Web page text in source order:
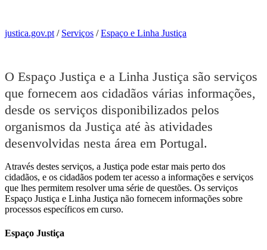
justica.gov.pt / Serviços /Espaço e Linha Justiça
O Espaço Justiça e a Linha Justiça são serviços
que fornecem aos cidadãos várias informações,
desde os serviços disponibilizados pelos
organismos da Justiça até às atividades
desenvolvidas nesta área em Portugal.
Através destes serviços, a Justiça pode estar mais perto dos
cidadãos, e os cidadãos podem ter acesso a informações e serviços
que lhes permitem resolver uma série de questões. Os serviços
Espaço Justiça e Linha Justiça não fornecem informações sobre
processos específicos em curso.
Espaço Justiça